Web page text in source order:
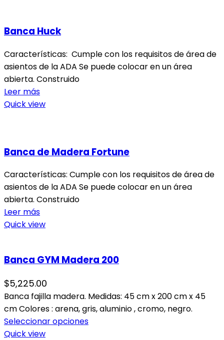
Banca Huck
Características: Cumple con los requisitos de área de
asientos de la ADA Se puede colocar en un área
abierta. Construido
Leer más
Quick view
Banca de Madera Fortune
Características: Cumple con los requisitos de área de
asientos de la ADA Se puede colocar en un área
abierta. Construido
Leer más
Quick view
Banca GYM Madera 200
$5,225.00
Banca fajilla madera. Medidas: 45 cm x 200 cm x 45
cm Colores : arena, gris, aluminio , cromo, negro.
Seleccionar opciones
Quick view